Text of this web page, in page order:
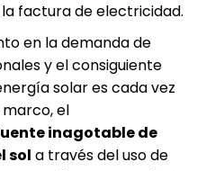
factura de electricidad.
en la demanda de
y el consiguiente
solar es cada vez
marco, el
inagotable de
sol a través del uso de